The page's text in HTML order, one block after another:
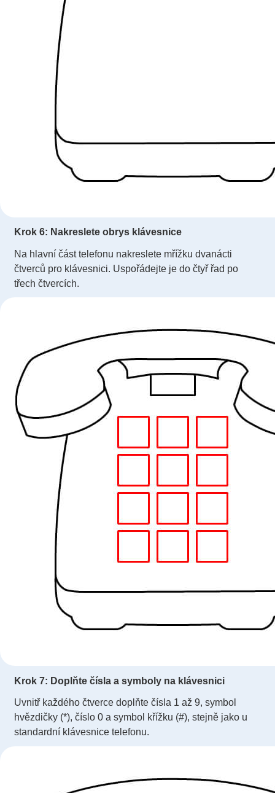
Krok 6: Nakreslete obrys klávesnice
Na hlavní část telefonu nakreslete mřížku dvanácti
čtverců pro klávesnici. Uspořádejte je do čtyř řad po
třech čtvercích.
Krok 7: Doplňte čísla a symboly na klávesnici
Uvnitř každého čtverce doplňte čísla 1 až 9, symbol
hvězdičky (*), číslo 0 a symbol křížku (#), stejně jako u
standardní klávesnice telefonu.